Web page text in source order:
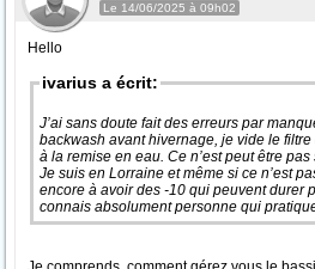
Le 14/06/2025 à 09h02
Hello
ivarius a écrit:
J’ai sans doute fait des erreurs par
backwash avant hivernage, je vide le
à la remise en eau. Ce n’est peut être pas
Je suis en Lorraine et même si ce n’est
encore à avoir des -10 qui peuvent durer
connais absolument personne qui